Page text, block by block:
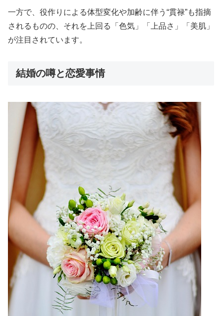
一方で、役作りによる体型変化や加齢に伴う“貫禄”も指摘
されるものの、それを上回る「色気」「上品さ」「美肌」
が注目されています。
結婚の噂と恋愛事情